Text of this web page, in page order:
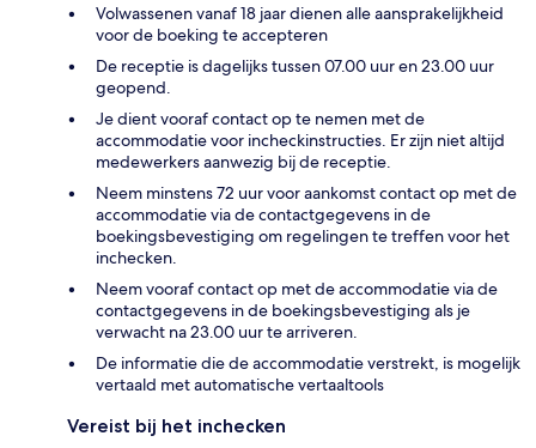
Volwassenen vanaf 18 jaar dienen alle aansprakelijkheid
voor de boeking te accepteren
De receptie is dagelijks tussen 07.00 uur en 23.00 uur
geopend.
Je dient vooraf contact op te nemen met de
accommodatie voor incheckinstructies. Er zijn niet altijd
medewerkers aanwezig bij de receptie.
Neem minstens 72 uur voor aankomst contact op met de
accommodatie via de contactgegevens in de
boekingsbevestiging om regelingen te treffen voor het
inchecken.
Neem vooraf contact op met de accommodatie via de
contactgegevens in de boekingsbevestiging als je
verwacht na 23.00 uur te arriveren.
De informatie die de accommodatie verstrekt, is mogelijk
vertaald met automatische vertaaltools
Vereist bij het inchecken